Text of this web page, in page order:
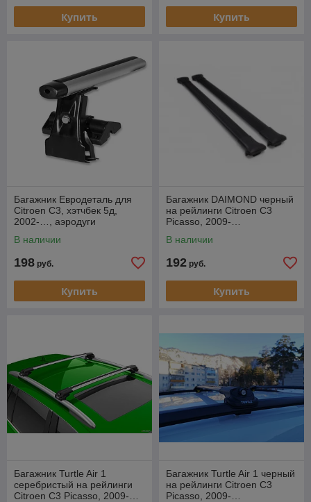
Купить Купить
Багажник Евродеталь для
Citroen С3, хэтчбек 5д,
2002-…, аэродуги
В наличии
198 руб.
Купить
Багажник DAIMOND черный
на рейлинги Citroen C3
Picasso, 2009-…
В наличии
192 руб.
Купить
Багажник Turtle Air 1
серебристый на рейлинги
Citroen C3 Picasso, 2009-…
Багажник Turtle Air 1 черный
на рейлинги Citroen C3
Picasso, 2009-…